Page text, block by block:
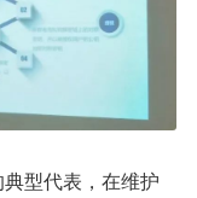
型代表，在维护